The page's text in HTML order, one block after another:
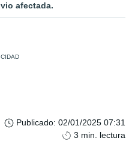
afectada.
Publicado: 02/01/2025 07:31
3 min. lectura